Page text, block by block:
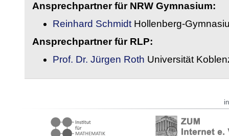
Ansprechpartner für NRW Gymnasium:
Reinhard Schmidt Hollenberg-
Ansprechpartner für RLP:
Prof. Dr. Jürgen Roth Universität